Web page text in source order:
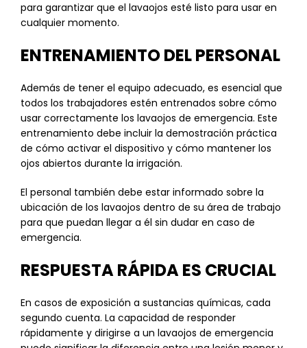
para garantizar que el lavaojos esté listo para usar en
cualquier momento.
ENTRENAMIENTO DEL PERSONAL
Además de tener el equipo adecuado, es esencial que
todos los trabajadores estén entrenados sobre cómo
usar correctamente los lavaojos de emergencia. Este
entrenamiento debe incluir la demostración práctica
de cómo activar el dispositivo y cómo mantener los
ojos abiertos durante la irrigación.
El personal también debe estar informado sobre la
ubicación de los lavaojos dentro de su área de trabajo
para que puedan llegar a él sin dudar en caso de
emergencia.
RESPUESTA RÁPIDA ES CRUCIAL
En casos de exposición a sustancias químicas, cada
segundo cuenta. La capacidad de responder
rápidamente y dirigirse a un lavaojos de emergencia